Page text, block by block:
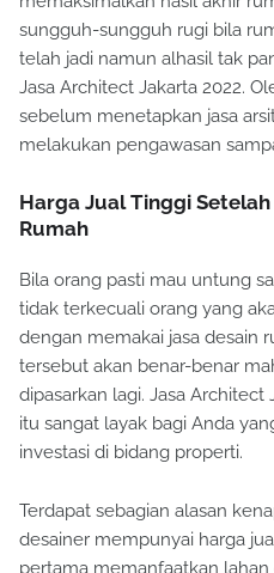
sungguh-sungguh rugi bila
telah jadi namun alhasil tak
Jasa Architect Jakarta 2022.
sebelum menetapkan jasa
melakukan pengawasan
Harga Jual Tinggi
Rumah
Bila orang pasti mau untung
tidak terkecuali orang yang
dengan memakai jasa desain
tersebut akan benar-benar
dipasarkan lagi. Jasa Architect
itu sangat layak bagi Anda
investasi di bidang properti.
Terdapat sebagian alasan
desainer mempunyai harga
pertama memanfaatkan